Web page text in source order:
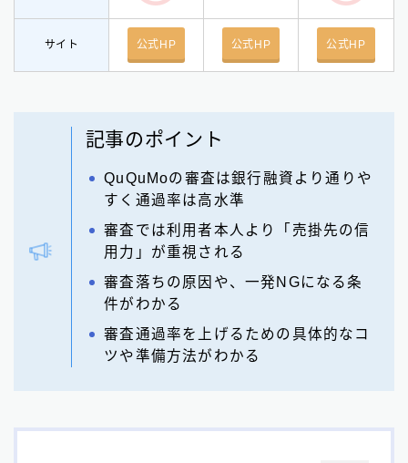
サイト 公式HP 公式HP 公式HP
記事のポイント
QuQuMoの審査は銀行融資より通りや
すく通過率は高水準
審査では利用者本人より「売掛先の信
用力」が重視される
審査落ちの原因や、一発NGになる条
件がわかる
審査通過率を上げるための具体的なコ
ツや準備方法がわかる